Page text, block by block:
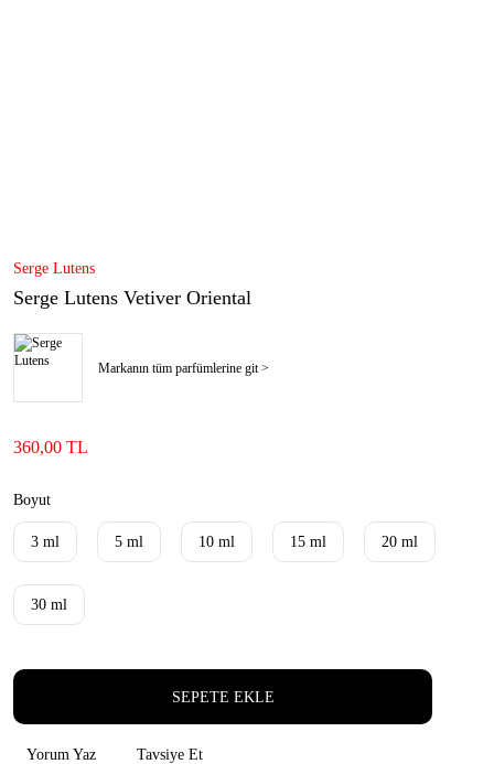
Serge Lutens
Serge Lutens Vetiver Oriental
Markanın tüm parfümlerine git >
360,00 TL
Boyut
3 ml 5 ml 10 ml 15 ml 20 ml
30 ml
SEPETE EKLE
Yorum Yaz Tavsiye Et